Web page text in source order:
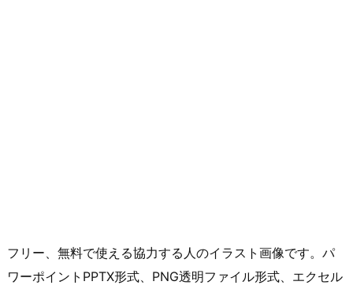
フリー、無料で使える協力する人のイラスト画像です。パ
ワーポイントPPTX形式、PNG透明ファイル形式、エクセル